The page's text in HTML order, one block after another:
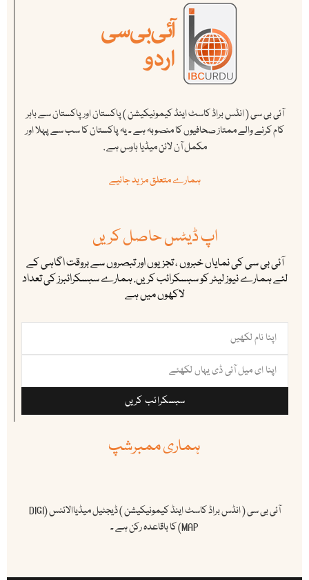
آئی بی سی ( انڈس براڈ کاسٹ اینڈ کیمونیکیشن ) پاکستان اور پاکستان سے باہر
کام کرنے والے ممتاز صحافیوں کا منصوبہ ہے ۔ یہ پاکستان کا سب سے پہلا اور
مکمل آن لائن میڈیا ہاوس ہے .
ہمارے متعلق مزید جانیے
اپ ڈیٹس حاصل کریں
آئی بی سی کی نمایاں خبروں ، تجزیوں اور تبصروں سے بروقت اگاہی کے
لئے ہمارے نیوز لیٹر کو سبسکرائب کریں. ہمارے سبسکرائبرز کی تعداد
لاکھوں میں ہے
سبسکرائب کریں
ہماری ممبرشپ
آئی بی سی ( انڈس براڈ کاسٹ اینڈ کیمونیکیشن ) ڈیجٹیل میڈیاالائنس (DIGI
MAP) کا باقاعدہ رکن ہے ۔